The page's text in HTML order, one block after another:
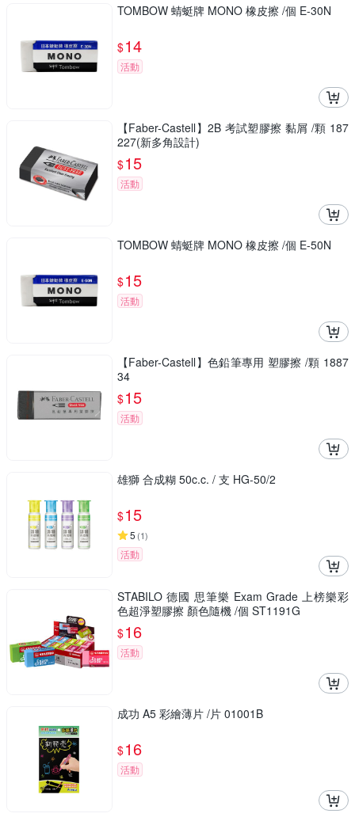
TOMBOW 蜻蜓牌 MONO 橡皮擦 /個 E-30N
$14
活動
【Faber-Castell】2B 考試塑膠擦 黏屑 /顆 187
227(新多角設計)
$15
活動
TOMBOW 蜻蜓牌 MONO 橡皮擦 /個 E-50N
$15
活動
【Faber-Castell】色鉛筆專用 塑膠擦 /顆 1887
34
$15
活動
雄獅 合成糊 50c.c. / 支 HG-50/2
$15
5 (1)
活動
STABILO 德國 思筆樂 Exam Grade 上榜樂彩
色超淨塑膠擦 顏色隨機 /個 ST1191G
$16
活動
成功 A5 彩繪薄片 /片 01001B
$16
活動